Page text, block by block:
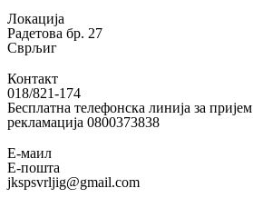
Локација
Радетова бр. 27
Сврљиг
Контакт
018/821-174
Бесплатна телефонска линија за
рекламација 0800373838
Е-маил
Е-пошта
jkspsvrljig@gmail.com